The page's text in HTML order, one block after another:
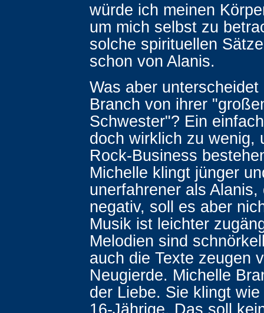
würde ich meinen
um mich selbst zu
solche spirituellen
schon von Alanis.
Was aber unterscheidet
Branch von ihrer
Schwester"? Ein
doch wirklich zu wenig,
Rock-Business
Michelle klingt jünger
unerfahrener als
negativ, soll es aber
Musik ist leichter
Melodien sind
auch die Texte zeugen
Neugierde. Michelle
der Liebe. Sie klingt
16-Jährige. Das soll